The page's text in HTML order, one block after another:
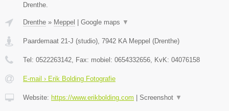
Drenthe.
Drenthe » Meppel Google maps ▼
Paardemaat 21-J (studio) 7942 KA Meppel (Drenthe)
Tel: 0522263142 , Fax: mobiel: 0654332656 , KvK: 04076158
E-mail › Erik Bolding Fotografie
Website: https://www.erikbolding.com Screenshot ▼